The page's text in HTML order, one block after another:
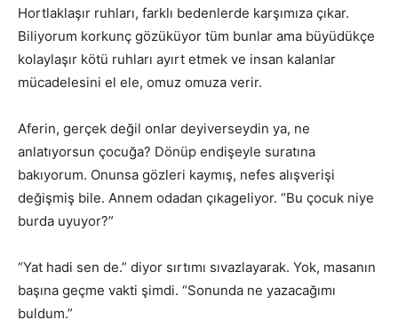
Hortlaklaşır ruhları, farklı bedenlerde karşımıza çıkar.
Biliyorum korkunç gözüküyor tüm bunlar ama büyüdükçe
kolaylaşır kötü ruhları ayırt etmek ve insan kalanlar
mücadelesini el ele, omuz omuza verir.
Aferin, gerçek değil onlar deyiverseydin ya, ne
anlatıyorsun çocuğa? Dönüp endişeyle suratına
bakıyorum. Onunsa gözleri kaymış, nefes alışverişi
değişmiş bile. Annem odadan çıkageliyor. “Bu çocuk niye
burda uyuyor?”
“Yat hadi sen de.” diyor sırtımı sıvazlayarak. Yok, masanın
başına geçme vakti şimdi. “Sonunda ne yazacağımı
buldum.”